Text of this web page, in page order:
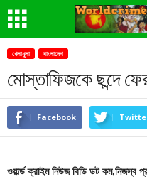
খেলাধূলা বাংলাদেশ
মোস্তাফিজকে ছন্দে
Facebook
ওয়ার্ল্ড ক্রাইম নিউজ বিডি ডট কম,নিজস্ব